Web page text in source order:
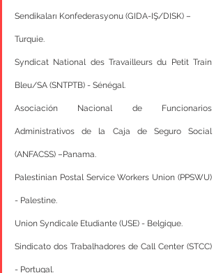
Sendikaları Konfederasyonu (GIDA-IŞ/DISK) –
Turquie.
Syndicat National des Travailleurs du Petit Train
Bleu/SA (SNTPTB) - Sénégal.
Asociación Nacional de Funcionarios
Administrativos de la Caja de Seguro Social
(ANFACSS) –Panama.
Palestinian Postal Service Workers Union (PPSWU)
- Palestine.
Union Syndicale Etudiante (USE) - Belgique.
Sindicato dos Trabalhadores de Call Center (STCC)
- Portugal.